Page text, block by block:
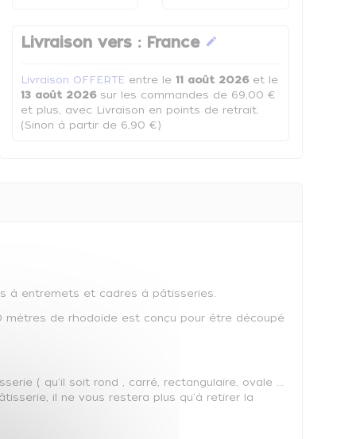
Livraison vers : France edit
Livraison OFFERTE entre le 11 août 2026et le
13 août 2026sur les commandes de 69,00 €
et plus, avec Livraison en points de retrait.
(Sinon à partir de 6,90 €)
à entremets et cadres à pâtisseries.
mètres de rhodoïde est conçu pour être découpé
( qu'il soit rond , carré, rectangulaire, ovale ...
il ne vous restera plus qu'à retirer la